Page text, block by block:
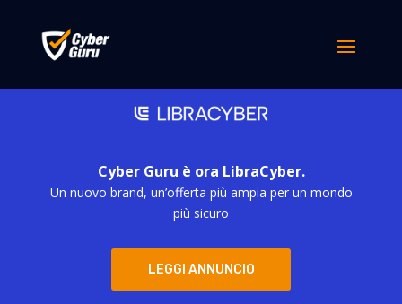
Cyber Guru è ora LibraCyber.
Un nuovo brand, un’offerta più ampia per un mondo
più sicuro
LEGGI ANNUNCIO